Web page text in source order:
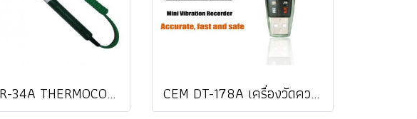
CEM NR-34A THERMOCOUPLE (TYPE K) Length: 180 mm Cable @ ราคา CEM DT-178A เครื่องวัดความสั่นสะเทือนแบบ 3-Axis Datalogger ราคา ###